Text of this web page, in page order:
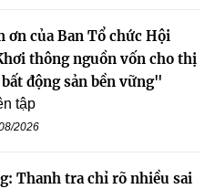
ơn của Ban Tổ chức Hội
thông nguồn vốn cho thị
động sản bền vững"
tập
2026
Thanh tra chỉ rõ nhiều sai